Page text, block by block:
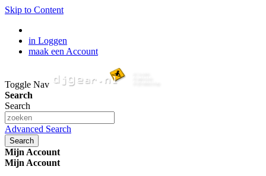
Skip to Content
in Loggen
maak een Account
Toggle Nav
Search
Search
Advanced Search
Search
Mijn Account
Mijn Account